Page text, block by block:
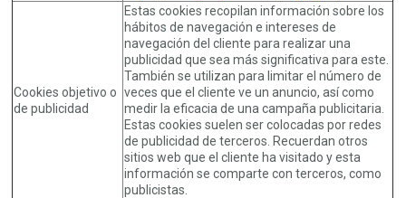
Cookies objetivo o
de publicidad
Estas cookies recopilan información sobre los
hábitos de navegación e intereses de
navegación del cliente para realizar una
publicidad que sea más significativa para este.
También se utilizan para limitar el número de
veces que el cliente ve un anuncio, así como
medir la eficacia de una campaña publicitaria.
Estas cookies suelen ser colocadas por redes
de publicidad de terceros. Recuerdan otros
sitios web que el cliente ha visitado y esta
información se comparte con terceros, como
publicistas.